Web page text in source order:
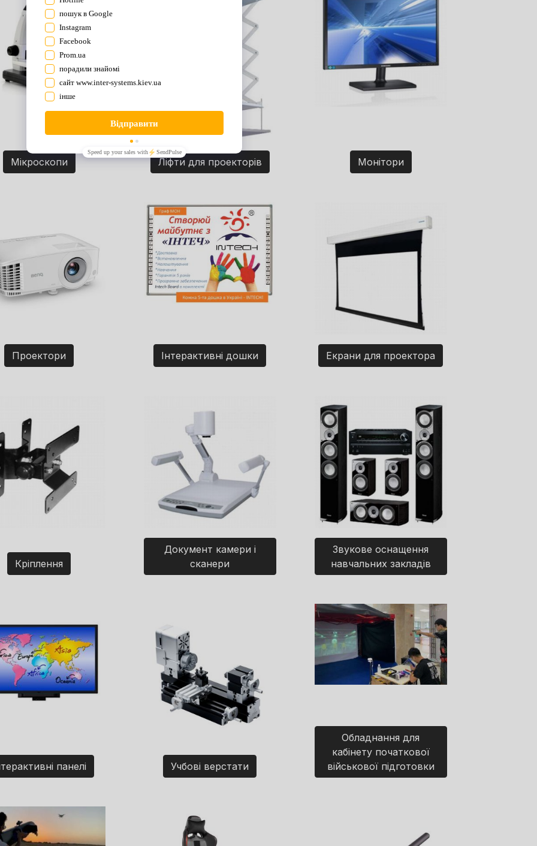
Мікроскопи Ліфти для проекторів Монітори
Проектори Інтерактивні дошки Екрани для проектора
Кріплення
Документ камери і
сканери
Звукове оснащення
навчальних закладів
панелі Учбові верстати
Обладнання для
кабінету початкової
військової підготовки